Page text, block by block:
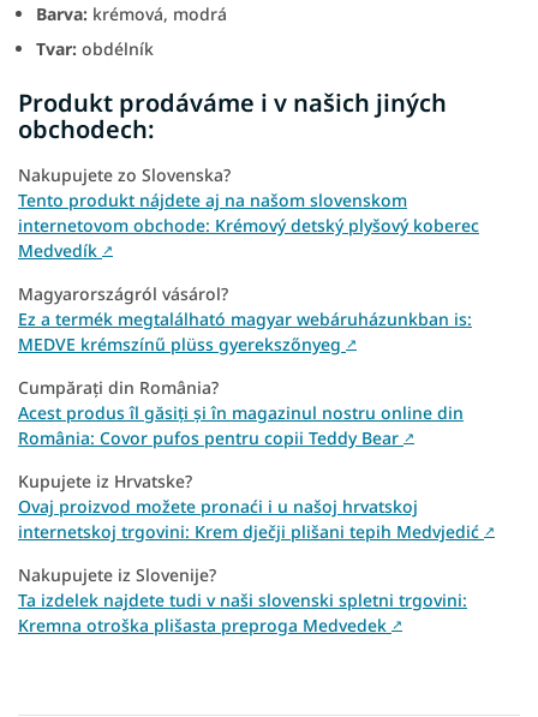
Barva: krémová, modrá
Tvar: obdélník
Produkt prodáváme i v našich jiných
obchodech:
Nakupujete zo Slovenska?
Tento produkt nájdete aj na našom slovenskom
internetovom obchode: Krémový detský plyšový koberec
Medvedík ↗
Magyarországról vásárol?
Ez a termék megtalálható magyar webáruházunkban is:
MEDVE krémszínű plüss gyerekszőnyeg ↗
Cumpărați din România?
Acest produs îl găsiți și în magazinul nostru online din
România: Covor pufos pentru copii Teddy Bear ↗
Kupujete iz Hrvatske?
Ovaj proizvod možete pronaći i u našoj hrvatskoj
internetskoj trgovini: Krem dječji plišani tepih Medvjedić ↗
Nakupujete iz Slovenije?
Ta izdelek najdete tudi v naši slovenski spletni trgovini:
Kremna otroška plišasta preproga Medvedek ↗